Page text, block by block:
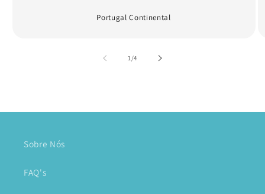
Portugal Continental
1/de
4
Sobre Nós
FAQ's